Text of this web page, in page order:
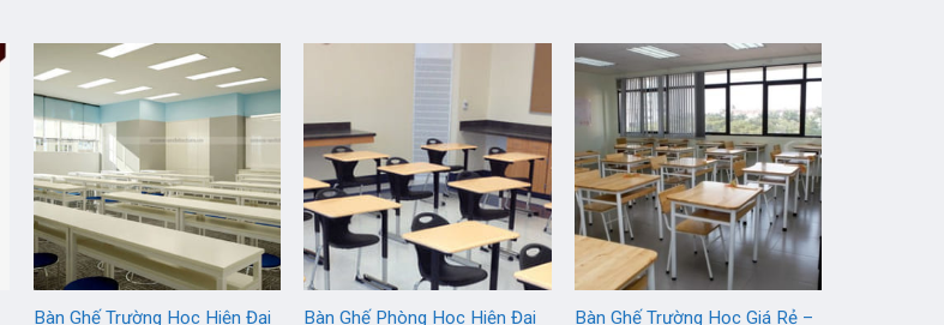
Bàn Ghế Trường Học Hiện Đại Bàn Ghế Phòng Học Hiện Đại Bàn Ghế Trường Học Giá Rẻ –